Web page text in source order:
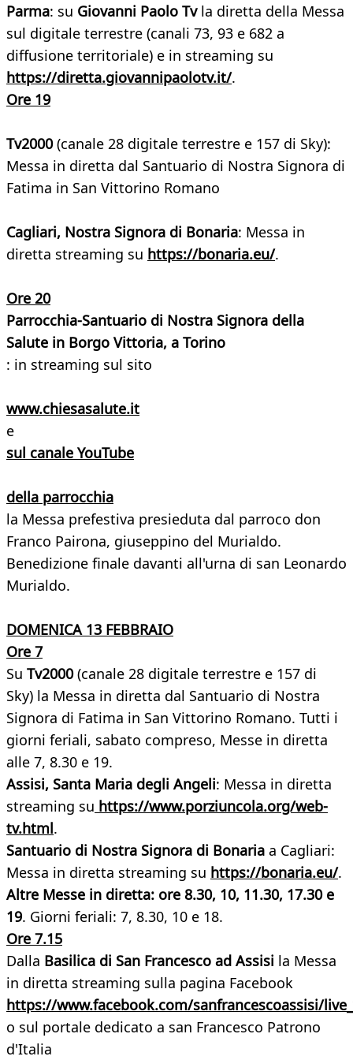
Parma: su Giovanni Paolo Tv la diretta della Messa
sul digitale terrestre (canali 73, 93 e 682 a
diffusione territoriale) e in streaming su
https://diretta.giovannipaolotv.it/.
Ore 19
Tv2000(canale 28 digitale terrestre e 157 di Sky):
Messa in diretta dal Santuario di Nostra Signora di
Fatima in San Vittorino Romano
Cagliari, Nostra Signora di Bonaria: Messa in
diretta streaming su https://bonaria.eu/.
Ore 20
Parrocchia-Santuario di Nostra Signora della
Salute in Borgo Vittoria, a Torino
: in streaming sul sito
www.chiesasalute.it
e
sul canale YouTube
della parrocchia
la Messa prefestiva presieduta dal parroco don
Franco Pairona, giuseppino del Murialdo.
Benedizione finale davanti all'urna di san Leonardo
Murialdo.
DOMENICA 13 FEBBRAIO
Ore 7
Su Tv2000(canale 28 digitale terrestre e 157 di
Sky) la Messa in diretta dal Santuario di Nostra
Signora di Fatima in San Vittorino Romano. Tutti i
giorni feriali, sabato compreso, Messe in diretta
alle 7, 8.30 e 19.
Assisi, Santa Maria degli Angeli: Messa in diretta
streaming su https://www.porziuncola.org/web-
tv.html.
Santuario di Nostra Signora di Bonaria a Cagliari:
Messa in diretta streaming su https://bonaria.eu/.
Altre Messe in diretta: ore 8.30, 10, 11.30, 17.30 e
19. Giorni feriali: 7, 8.30, 10 e 18.
Ore 7.15
Dalla Basilica di San Francesco ad Assisi la Messa
in diretta streaming sulla pagina Facebook
https://www.facebook.com/sanfrancescoassisi/
o sul portale dedicato a san Francesco Patrono
d'Italia